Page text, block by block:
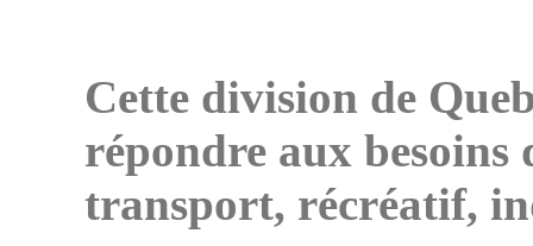
Cette division de
répondre aux
transport, récréatif,